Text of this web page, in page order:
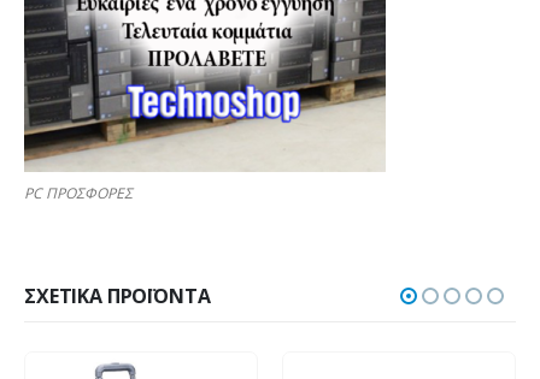
PC ΠΡΟΣΦΟΡΕΣ
ΣΧΕΤΙΚΆ ΠΡΟΪΌΝΤΑ